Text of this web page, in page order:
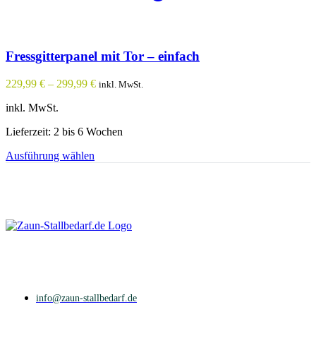
Fressgitterpanel mit Tor – einfach
229,99 € – 299,99 € inkl. MwSt.
inkl. MwSt.
Lieferzeit: 2 bis 6 Wochen
Ausführung wählen
Die
Produktseite
info@zaun-stallbedarf.de